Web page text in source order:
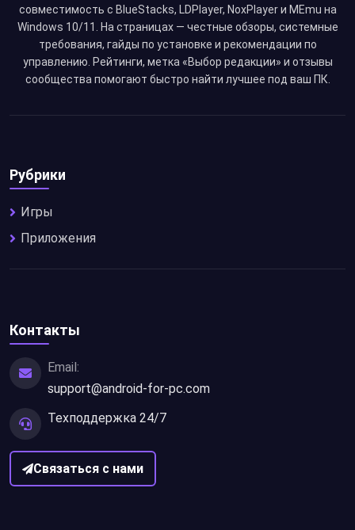
совместимость с BlueStacks, LDPlayer, NoxPlayer и MEmu на
Windows 10/11. На страницах — честные обзоры, системные
требования, гайды по установке и рекомендации по
управлению. Рейтинги, метка «Выбор редакции» и отзывы
сообщества помогают быстро найти лучшее под ваш ПК.
Рубрики
Игры
Приложения
Контакты
Email:
support@android-for-pc.com
Техподдержка 24/7
Связаться с нами